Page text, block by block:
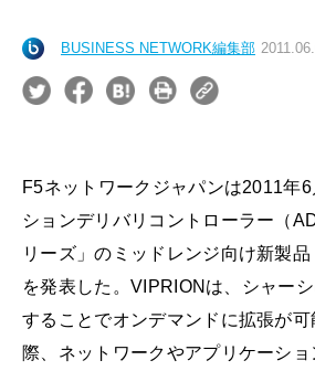
BUSINESS NETWORK編集部
F5ネットワークジャパンは2011年
ションデリバリコントローラー（
リーズ」のミッドレンジ向け新製品
を発表した。VIPRIONは、シャー
することでオンデマンドに拡張が
際、ネットワークやアプリケーシ